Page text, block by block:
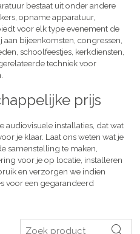
bestaat uit onder andere
opname apparatuur,
voor elk type evenement de
bijeenkomsten, congressen,
schoolfeestjes, kerkdiensten,
techniek voor
prijs
audiovisuele installaties, dat wat
je klaar. Laat ons weten wat je
samenstelling te maken,
voor je op locatie, installeren
en verzorgen we indien
voor een gegarandeerd
Zoeken